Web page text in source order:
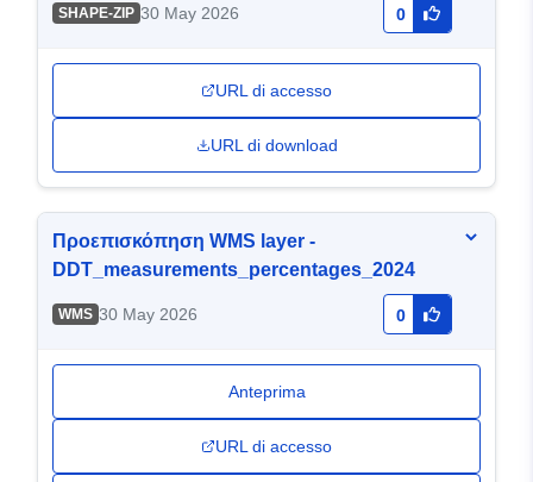
SHAPE-ZIP 30 May 2026 0
URL di accesso
URL di download
Προεπισκόπηση WMS layer -
DDT_measurements_percentages_2024
WMS 30 May 2026 0
Anteprima
URL di accesso